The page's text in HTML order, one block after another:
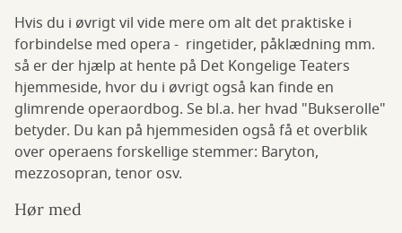
Hvis du i øvrigt vil vide mere om alt det praktiske i
forbindelse med opera - ringetider, påklædning mm.
så er der hjælp at hente på Det Kongelige Teaters
hjemmeside, hvor du i øvrigt også kan finde en
glimrende operaordbog. Se bl.a. her hvad "Bukserolle"
betyder. Du kan på hjemmesiden også få et overblik
over operaens forskellige stemmer: Baryton,
mezzosopran, tenor osv.
Hør med